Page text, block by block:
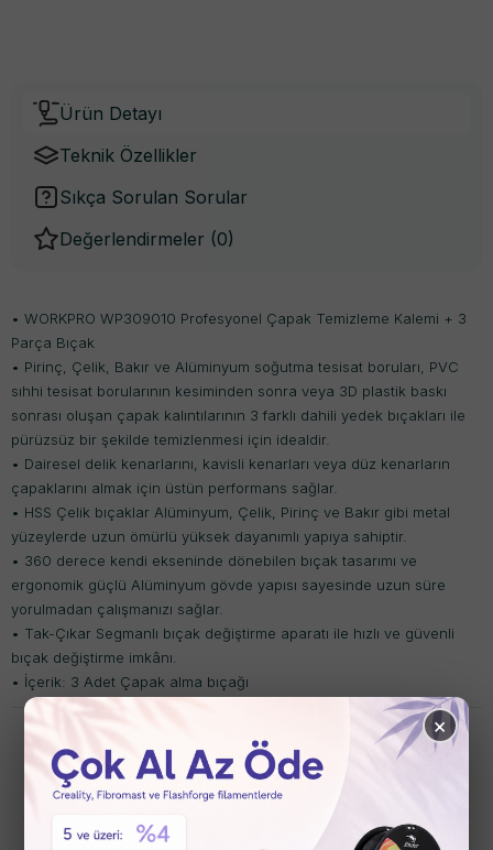
Ürün Detayı
Teknik Özellikler
Sıkça Sorulan Sorular
Değerlendirmeler (0)
• WORKPRO WP309010 Profesyonel Çapak Temizleme Kalemi + 3
Parça Bıçak
• Pirinç, Çelik, Bakır ve Alüminyum soğutma tesisat boruları, PVC
sıhhi tesisat borularının kesiminden sonra veya 3D plastik baskı
sonrası oluşan çapak kalıntılarının 3 farklı dahili yedek bıçakları ile
pürüzsüz bir şekilde temizlenmesi için idealdir.
• Dairesel delik kenarlarını, kavisli kenarları veya düz kenarların
çapaklarını almak için üstün performans sağlar.
• HSS Çelik bıçaklar Alüminyum, Çelik, Pirinç ve Bakır gibi metal
yüzeylerde uzun ömürlü yüksek dayanımlı yapıya sahiptir.
• 360 derece kendi ekseninde dönebilen bıçak tasarımı ve
ergonomik güçlü Alüminyum gövde yapısı sayesinde uzun süre
yorulmadan çalışmanızı sağlar.
• Tak-Çıkar Segmanlı bıçak değiştirme aparatı ile hızlı ve güvenli
bıçak değiştirme imkânı.
• İçerik: 3 Adet Çapak alma bıçağı
×